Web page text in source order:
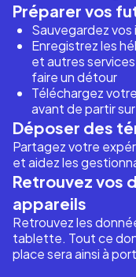
Préparer vos
Sauvegardez
Enregistrez les
et autres
faire un détour
Téléchargez
avant de partir
Déposer des
Partagez votre
et aidez les
Retrouvez vos
appareils
Retrouvez les
tablette. Tout ce
place sera ainsi à